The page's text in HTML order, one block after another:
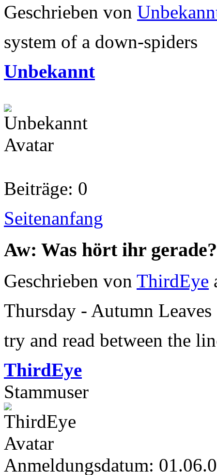
Geschrieben von
system of a down-spiders
Unbekannt
Beiträge: 0
Seitenanfang
Aw: Was hört ihr gerade?
Geschrieben von ThirdEye
Thursday - Autumn
try and read between the
ThirdEye
Stammuser
Anmeldungsdatum: